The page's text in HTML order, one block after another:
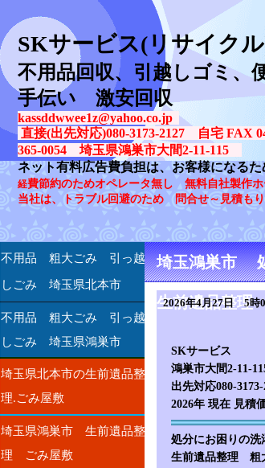
SKサービス(リサイク
不用品回収、引越しゴミ、
手伝い 激安回収
kassddwwee1z@yahoo.co.jp
直接(出先対応)080-3173-2127 自宅 FAX
365-0054 埼玉県鴻巣市大間2-11-115
ネット有料広告費負担は、お客様にな
経費節約のためオペレータ無し 無料自社製作
当社は、トラブル回避のため 問合せ～見積も
埼玉鴻巣市
生前遺品整
2026年4月27日 5時
SKサービス
鴻巣市大間2-11-
出先対応080-
2026年 現在 見積
処分にお困りの洗
生前遺品整理 粗
不用品 粗大ごみ 引っ越
しごみ 埼玉県北本市
不用品 粗大ごみ 引っ越
しごみ 埼玉県鴻巣市
埼玉県北本市の生前遺品整
理.ごみ屋敷
埼玉県鴻巣市 生前遺品整
理 ごみ屋敷